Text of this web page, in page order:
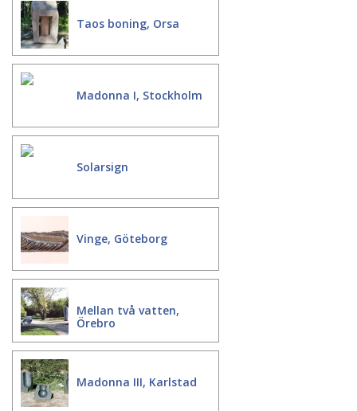
Taos boning, Orsa
Madonna I, Stockholm
Solarsign
Vinge, Göteborg
Mellan två vatten,
Örebro
Madonna III, Karlstad